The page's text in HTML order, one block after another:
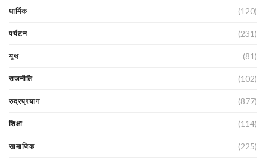
धार्मिक (120)
पर्यटन (231)
यूथ (81)
राजनीति (102)
रुद्रप्रयाग (877)
शिक्षा (114)
सामाजिक (225)